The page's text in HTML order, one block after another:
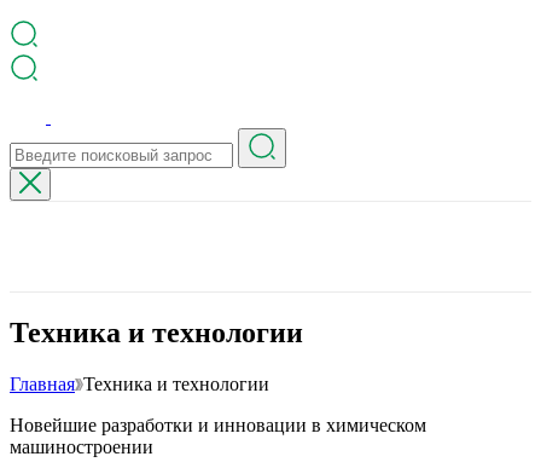
Техника и технологии
Главная Техника и технологии
Новейшие разработки и инновации в химическом
машиностроении